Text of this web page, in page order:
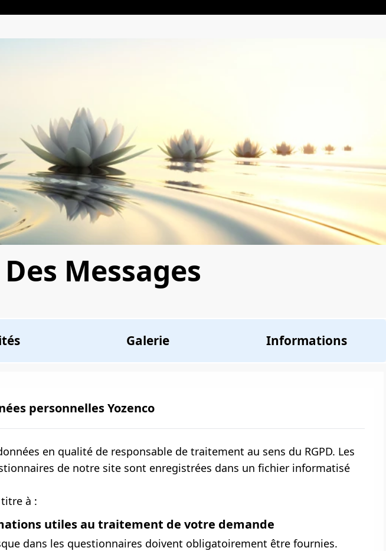
Messages
Galerie Informations
personnelles Yozenco
en qualité de responsable de traitement au sens du RGPD. Les
de notre site sont enregistrées dans un fichier informatisé
titre à :
utiles au traitement de votre demande
dans les questionnaires doivent obligatoirement être fournies.